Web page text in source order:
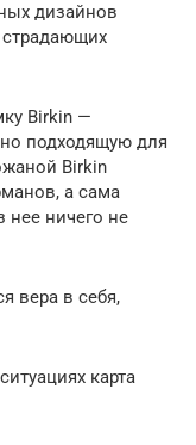
дизайнов
страдающих
Birkin —
подходящую для
Birkin
а сама
нее ничего не
вера в себя,
карта